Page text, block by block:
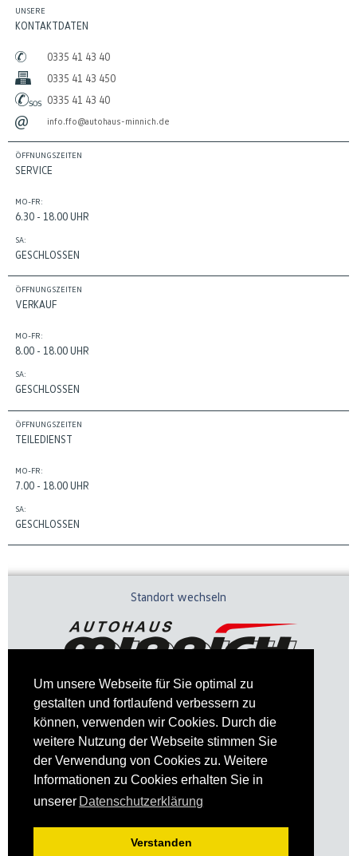
Um unsere Webseite für Sie optimal zu
gestalten und fortlaufend verbessern zu
können, verwenden wir Cookies. Durch die
weitere Nutzung der Webseite stimmen Sie
der Verwendung von Cookies zu. Weitere
Informationen zu Cookies erhalten Sie in
unserer Datenschutzerklärung
Verstanden
UNSERE
KONTAKTDATEN
0335 41 43 40
0335 41 43 450
0335 41 43 40
info.ffo@autohaus-minnich.de
ÖFFNUNGSZEITEN
SERVICE
MO-FR:
6.30 - 18.00 UHR
SA:
GESCHLOSSEN
ÖFFNUNGSZEITEN
VERKAUF
MO-FR:
8.00 - 18.00 UHR
SA:
GESCHLOSSEN
ÖFFNUNGSZEITEN
TEILEDIENST
MO-FR:
7.00 - 18.00 UHR
SA:
GESCHLOSSEN
Standort wechseln
Impressum Datenschutz